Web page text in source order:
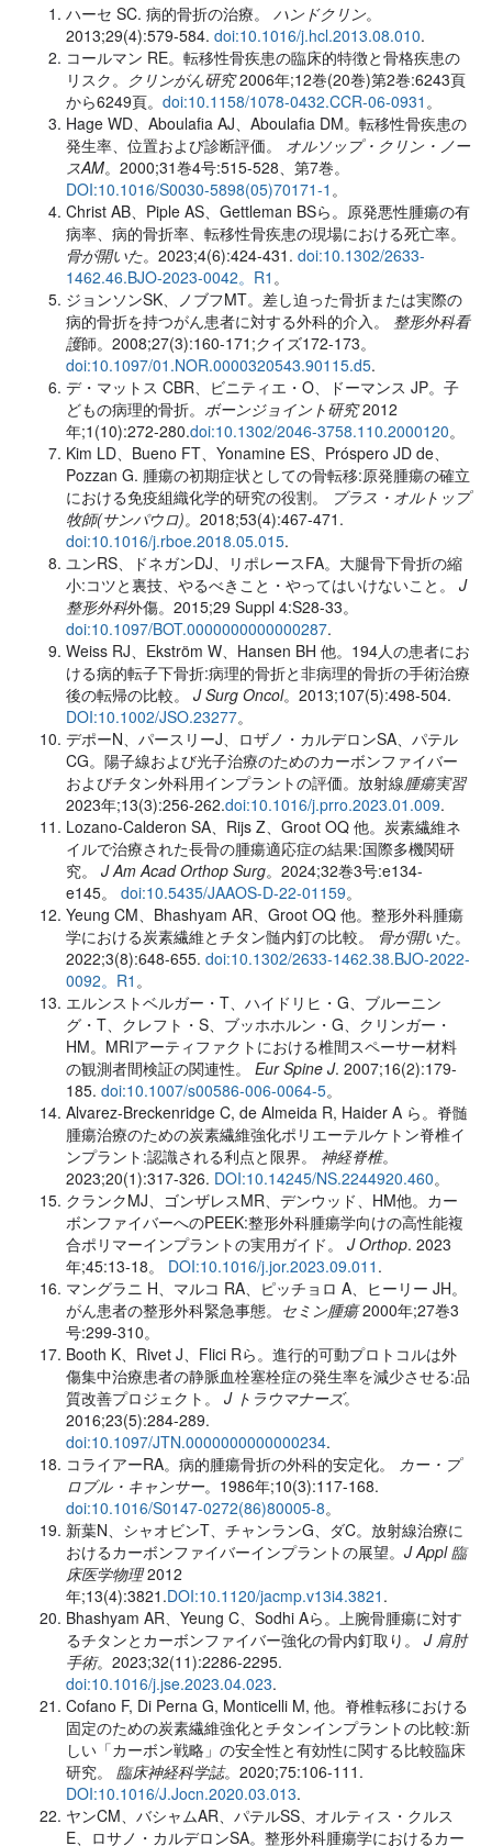
ハーセ SC. 病的骨折の治療。 ハンドクリン。
2013;29(4):579-584. doi:10.1016/j.hcl.2013.08.010.
コールマン RE。転移性骨疾患の臨床的特徴と骨格疾患の
リスク。
クリンがん研究 2006年;12巻(20巻)第2巻:6243頁
から6249頁。 doi:10.1158/1078-0432.CCR-06-0931 。
Hage WD、Aboulafia AJ、Aboulafia DM。転移性骨疾患の
発生率、位置および診断評価。 オルソップ・クリン・ノー
スAM。2000;31巻4号:515-528、第7巻。
DOI:10.1016/S0030-5898(05)70171-1 。
Christ AB、Piple AS、Gettleman BSら。原発悪性腫瘍の有
病率、病的骨折率、転移性骨疾患の現場における死亡率。
骨が開いた。2023;4(6):424-431. doi:10.1302/2633-
1462.46.BJO-2023-0042。R1 。
ジョンソンSK、ノブフMT。差し迫った骨折または実際の
病的骨折を持つがん患者に対する外科的介入。 整形外科看
護師。2008;27(3):160-171;クイズ172-173。
doi:10.1097/01.NOR.0000320543.90115.d5.
デ・マットス CBR、ビニティエ・O、ドーマンス JP。子
どもの病理的骨折。 ボーンジョイント研究 2012
年;1(10):272-280.doi:10.1302/2046-3758.110.2000120。
Kim LD、Bueno FT、Yonamine ES、Próspero JD de、
Pozzan G. 腫瘍の初期症状としての骨転移:原発腫瘍の確立
における免疫組織化学的研究の役割。
ブラス・オルトップ
牧師(サンパウロ)。 2018;53(4):467-471.
doi:10.1016/j.rboe.2018.05.015.
ユンRS、ドネガンDJ、リポレースFA。大腿骨下骨折の縮
小:コツと裏技、やるべきこと・やってはいけないこと。 J
整形外科外傷。2015;29 Suppl 4:S28-33。
doi:10.1097/BOT.0000000000000287.
Weiss RJ、Ekström W、Hansen BH 他。194人の患者にお
ける病的転子下骨折:病理的骨折と非病理的骨折の手術治療
後の転帰の比較。 J Surg Oncol。2013;107(5):498-504.
DOI:10.1002/JSO.23277。
デポーN、パースリーJ、ロザノ・カルデロンSA、パテル
CG。陽子線および光子治療のためのカーボンファイバー
およびチタン外科用インプラントの評価。 放射線腫瘍実習
2023年;13(3):256-262.doi:10.1016/j.prro.2023.01.009.
Lozano-Calderon SA、Rijs Z、Groot OQ 他。炭素繊維ネ
イルで治療された長骨の腫瘍適応症の結果:国際多機関研
究。 J Am Acad Orthop Surg。2024;32巻3号:e134-
e145。 doi:10.5435/JAAOS-D-22-01159。
Yeung CM、Bhashyam AR、Groot OQ 他。整形外科腫瘍
学における炭素繊維とチタン髄内釘の比較。 骨が開いた。
2022;3(8):648-655. doi:10.1302/2633-1462.38.BJO-2022-
0092。R1 。
エルンストベルガー・T、ハイドリヒ・G、ブルーニン
グ・T、クレフト・S、ブッホホルン・G、クリンガー・
HM。MRIアーティファクトにおける椎間スペーサー材料
の観測者間検証の関連性。 Eur Spine J. 2007;16(2):179-
185. doi:10.1007/s00586-006-0064-5。
Alvarez-Breckenridge C, de Almeida R, Haider A ら。脊髄
腫瘍治療のための炭素繊維強化ポリエーテルケトン脊椎イ
ンプラント:認識される利点と限界。 神経脊椎。
2023;20(1):317-326. DOI:10.14245/NS.2244920.460。
クランクMJ、ゴンザレスMR、デンウッド、HM他。カー
ボンファイバーへのPEEK:整形外科腫瘍学向けの高性能複
合ポリマーインプラントの実用ガイド。 J Orthop. 2023
年;45:13-18。 DOI:10.1016/j.jor.2023.09.011 .
マングラニ H、マルコ RA、ピッチョロ A、ヒーリー JH。
がん患者の整形外科緊急事態。 セミン腫瘍 2000年;27巻3
号:299-310。
Booth K、Rivet J、Flici Rら。進行的可動プロトコルは外
傷集中治療患者の静脈血栓塞栓症の発生率を減少させる:品
質改善プロジェクト。 J トラウマナーズ。
2016;23(5):284-289.
doi:10.1097/JTN.0000000000000234.
コライアーRA。病的腫瘍骨折の外科的安定化。
カー・プ
ロブル・キャンサー。1986年;10(3):117-168.
doi:10.1016/S0147-0272(86)80005-8。
新葉N、シャオビンT、チャンランG、ダC。放射線治療に
おけるカーボンファイバーインプラントの展望。 J Appl 臨
床医学物理 2012
年;13(4):3821.DOI:10.1120/jacmp.v13i4.3821 .
Bhashyam AR、Yeung C、Sodhi Aら。上腕骨腫瘍に対す
るチタンとカーボンファイバー強化の骨内釘取り。 J 肩肘
手術。2023;32(11):2286-2295.
doi:10.1016/j.jse.2023.04.023.
Cofano F, Di Perna G, Monticelli M, 他。脊椎転移における
固定のための炭素繊維強化とチタンインプラントの比較:新
しい「カーボン戦略」の安全性と有効性に関する比較臨床
研究。 臨床神経科学誌。2020;75:106-111.
DOI:10.1016/J.Jocn.2020.03.013.
ヤンCM、バシャムAR、パテルSS、オルティス・クルス
E、ロサノ・カルデロンSA。整形外科腫瘍学におけるカー